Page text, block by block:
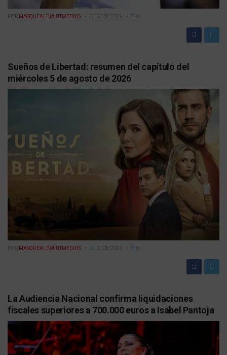
POR MASQUEALDIA UTMEDIOS 05/08/2026 0
Sueños de Libertad: resumen del capítulo del
miércoles 5 de agosto de 2026
POR MASQUEALDIA UTMEDIOS 05/08/2026 0
La Audiencia Nacional confirma liquidaciones
fiscales superiores a 700.000 euros a Isabel Pantoja